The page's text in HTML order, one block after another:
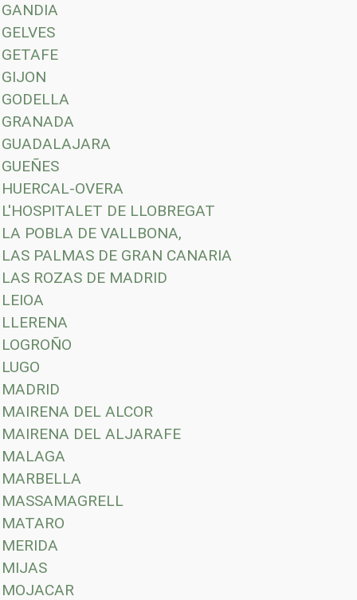
GANDIA
GELVES
GETAFE
GIJON
GODELLA
GRANADA
GUADALAJARA
GUEÑES
HUERCAL-OVERA
L'HOSPITALET DE LLOBREGAT
LA POBLA DE VALLBONA,
LAS PALMAS DE GRAN CANARIA
LAS ROZAS DE MADRID
LEIOA
LLERENA
LOGROÑO
LUGO
MADRID
MAIRENA DEL ALCOR
MAIRENA DEL ALJARAFE
MALAGA
MARBELLA
MASSAMAGRELL
MATARO
MERIDA
MIJAS
MOJACAR